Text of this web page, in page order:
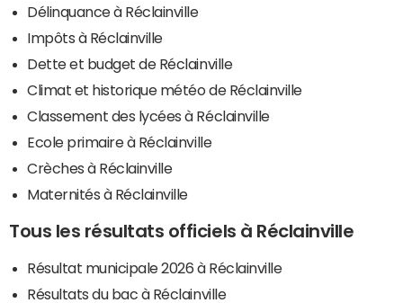
Délinquance à Réclainville
Impôts à Réclainville
Dette et budget de Réclainville
Climat et historique météo de Réclainville
Classement des lycées à Réclainville
Ecole primaire à Réclainville
Crèches à Réclainville
Maternités à Réclainville
Tous les résultats officiels à Réclainville
Résultat municipale 2026 à Réclainville
Résultats du bac à Réclainville